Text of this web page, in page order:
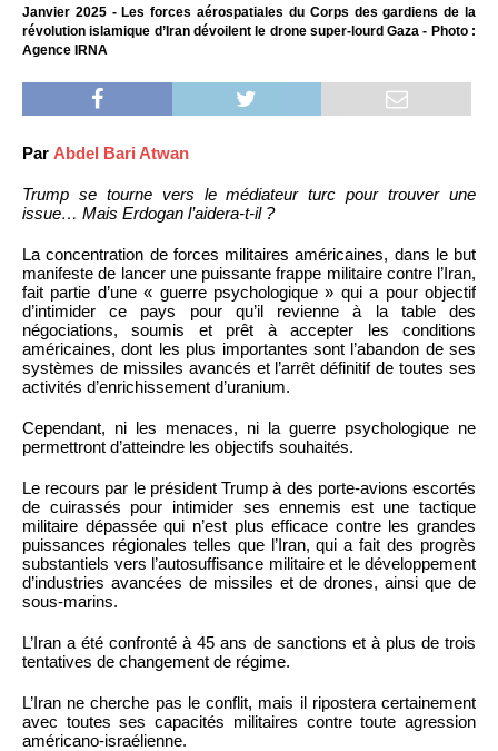
Janvier 2025 - Les forces aérospatiales du Corps des gardiens de la
révolution islamique d’Iran dévoilent le drone super-lourd Gaza - Photo :
Agence IRNA
Par Abdel Bari Atwan
Trump se tourne vers le médiateur turc pour trouver une
issue… Mais Erdogan l’aidera-t-il ?
La concentration de forces militaires américaines, dans le but
manifeste de lancer une puissante frappe militaire contre l’Iran,
fait partie d’une « guerre psychologique » qui a pour objectif
d’intimider ce pays pour qu’il revienne à la table des
négociations, soumis et prêt à accepter les conditions
américaines, dont les plus importantes sont l’abandon de ses
systèmes de missiles avancés et l’arrêt définitif de toutes ses
activités d’enrichissement d’uranium.
Cependant, ni les menaces, ni la guerre psychologique ne
permettront d’atteindre les objectifs souhaités.
Le recours par le président Trump à des porte-avions escortés
de cuirassés pour intimider ses ennemis est une tactique
militaire dépassée qui n’est plus efficace contre les grandes
puissances régionales telles que l’Iran, qui a fait des progrès
substantiels vers l’autosuffisance militaire et le développement
d’industries avancées de missiles et de drones, ainsi que de
sous-marins.
L’Iran a été confronté à 45 ans de sanctions et à plus de trois
tentatives de changement de régime.
L’Iran ne cherche pas le conflit, mais il ripostera certainement
avec toutes ses capacités militaires contre toute agression
américano-israélienne.